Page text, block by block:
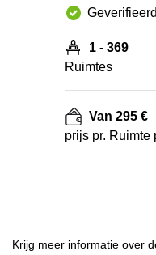
1 - 369
Ruimtes
Van 295 €
prijs pr. Ruimte
Krijg meer informatie over